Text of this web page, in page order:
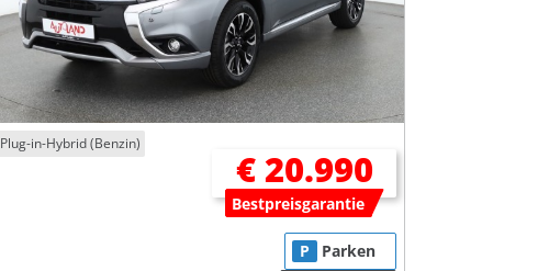
Plug-in-Hybrid (Benzin)
€ 20.990
Bestpreisgarantie
P Parken